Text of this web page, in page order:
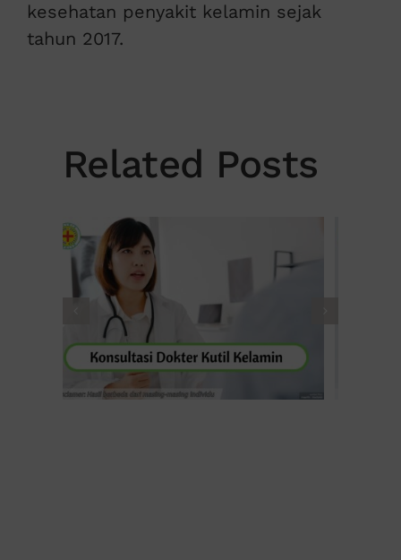
kesehatan penyakit kelamin sejak
tahun 2017.
Related Posts